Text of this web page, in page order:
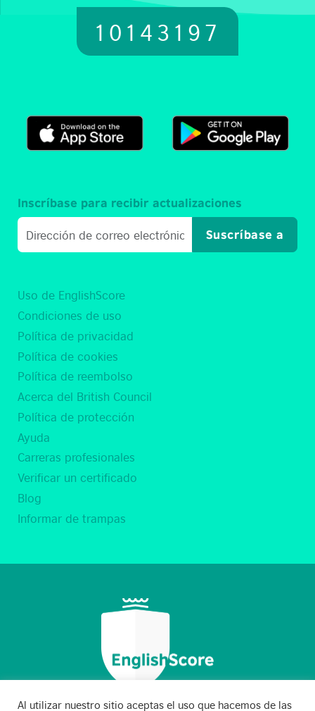
10143197
Uso de EnglishScore
Condiciones de uso
Política de privacidad
Política de cookies
Política de reembolso
Acerca del British Council
Política de protección
Ayuda
Carreras profesionales
Verificar un certificado
Blog
Informar de trampas
Inscríbase para recibir actualizaciones
Suscríbase a
Al utilizar nuestro sitio aceptas el uso que hacemos de las